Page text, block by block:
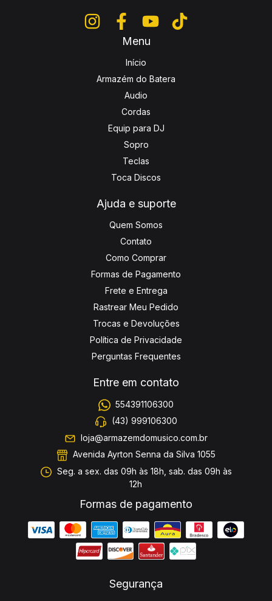
Menu
Início
Armazém do Batera
Audio
Cordas
Equip para DJ
Sopro
Teclas
Toca Discos
Ajuda e suporte
Quem Somos
Contato
Como Comprar
Formas de Pagamento
Frete e Entrega
Rastrear Meu Pedido
Trocas e Devoluções
Política de Privacidade
Perguntas Frequentes
Entre em contato
554391106300
(43) 999106300
loja@armazemdomusico.com.br
Avenida Ayrton Senna da Silva 1055
Seg. a sex. das 09h às 18h, sab. das 09h às
12h
Formas de pagamento
Segurança